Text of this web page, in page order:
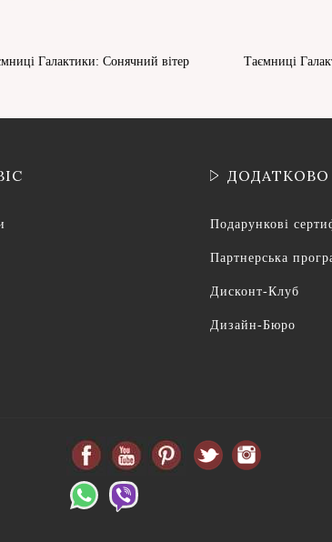
Галактики: Сонячний вітер Таємниці
ДОДАТКОВО
Подарункові
Партнерська
Дисконт-Клуб
Дизайн-Бюро